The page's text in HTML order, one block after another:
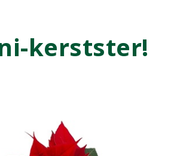
kerstster!